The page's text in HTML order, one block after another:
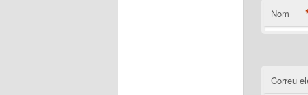
Nom
Correu